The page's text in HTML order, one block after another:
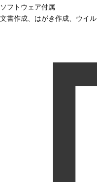
ソフトウェア付属
文書作成、はがき作成、ウイ